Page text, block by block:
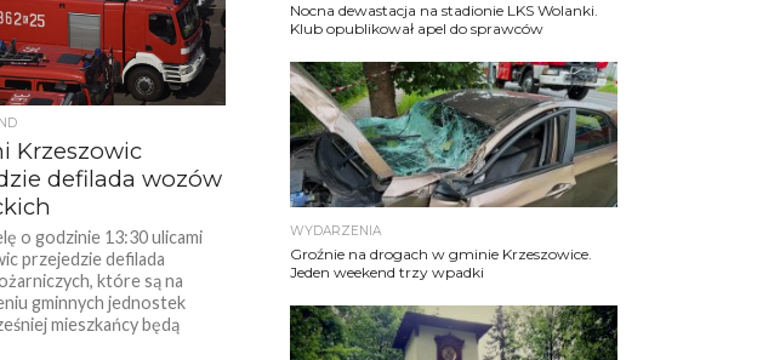
Krzeszowic
defilada wozów
o godzinie 13:30 ulicami
przejedzie defilada
które są na
gminnych jednostek
mieszkańcy będą
Nocna dewastacja na stadionie LKS Wolanki.
Klub opublikował apel do sprawców
WYDARZENIA
Groźnie na drogach w gminie Krzeszowice.
Jeden weekend trzy wpadki